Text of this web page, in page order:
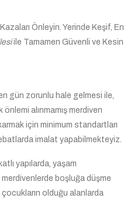
Önleyin. Yerinde Keşif, En
ile Tamamen Güvenli ve Kesin
gün zorunlu hale gelmesi ile,
alınmamış merdiven
için minimum standartları
imalat yapabilmekteyiz.
yapılarda, yaşam
merdivenlerde boşluğa düşme
çocukların olduğu alanlarda